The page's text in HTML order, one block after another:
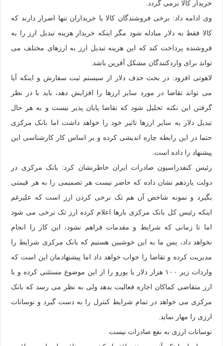
خریدار کالا برمی گردد.
وی ادامه داد: برخی فروشندگان کالا یا خریداران تنها اصرار دارند که
کالا فقط به دلار مبادله شود مگر اینکه خریدار هزینه تبدیل ارز را به
فروشنده پرداخت کند که این هزینه تبدیل ارز به ارزهای مختلف می
تواند برای واردکنندگان مشکل آفرین باشد.
لاهوتی افزود: در بحث حذف دلار از سیستم ثبت سفارش و اینکه آیا
می تواند تقاضا در مورد سایر ارزها را افزایش دهد، باید با در نظر
گرفتن این نکته تحلیل شود که تقاضا پایان پذیر نیست و به هر حال
تبدیل دلار به سایر ارزها تاثیر خود را خواهد داشت اما بانک مرکزی
حتما در این رابطه چاره اندیشی کرده و بر اساس کار کارشناسی این
پیشنهاد را داده است.
رئیس کنفدراسیون صادرات ایران خاطرنشان کرد: بانک مرکزی در
دولت یازدهم نشان داده که حاضر نیست هر تصمیمی را به هر قیمتی
بگیرد و نمونه شاخص آن هم تک نرخی کردن ارز است که علیرغم
اینکه رئیس کل بانک مرکزی بارها اعلام کرده ارز تک نرخی می شود
اما تا زمانی که شرایط و مقدمات فراهم نشود، این کار را انجام
نخواهد داد، پس ما به این خوشبین هستیم که بانک مرکزی شرایط را
مدیریت کرده و تقاضا را جواب خواهد داد اما پیشنهادمان این است که
واردات زیر ۱۰۰ هزار دلار یا یورو را از این موضوع مستثنی کرده و با
ارز متقاضی کماکان اجازه فعالیت بدهد ولی به نظر می رسد که بانک
مرکزی می خواهد در تمام شرایط کنترل را به دست گیرد و نوسانات
ارزی را مهار نماید.
نوسانات ارزی به نفع صادرات نیست